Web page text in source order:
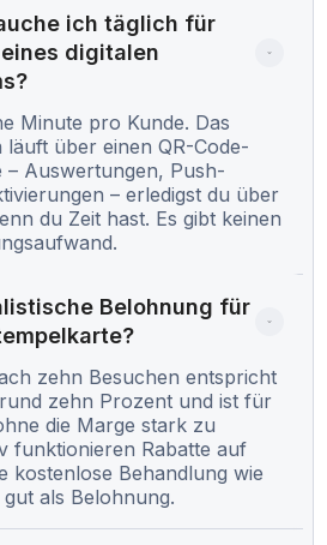
ich täglich für
digitalen
Minute pro Kunde. Das
läuft über einen QR-Code-
– Auswertungen, Push-
– erledigst du über
du Zeit hast. Es gibt keinen
Belohnung für
zehn Besuchen entspricht
zehn Prozent und ist für
die Marge stark zu
funktionieren Rabatte auf
kostenlose Behandlung wie
als Belohnung.